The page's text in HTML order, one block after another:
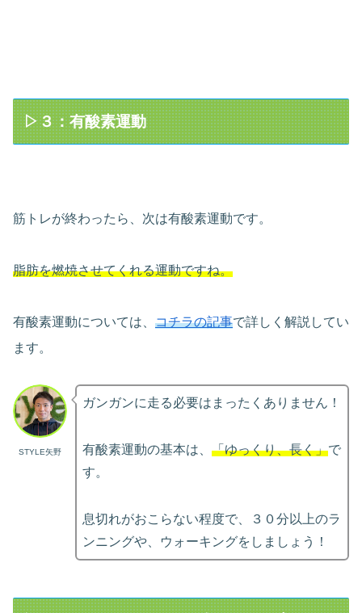
▷３：有酸素運動
筋トレが終わったら、次は有酸素運動です。
脂肪を燃焼させてくれる運動ですね。
有酸素運動については、 コチラの記事で詳しく解説してい
ます。
STYLE矢野
ガンガンに走る必要はまったくありません！
有酸素運動の基本は、 「ゆっくり、長く」で
す。
息切れがおこらない程度で、３０分以上のラ
ンニングや、ウォーキングをしましょう！